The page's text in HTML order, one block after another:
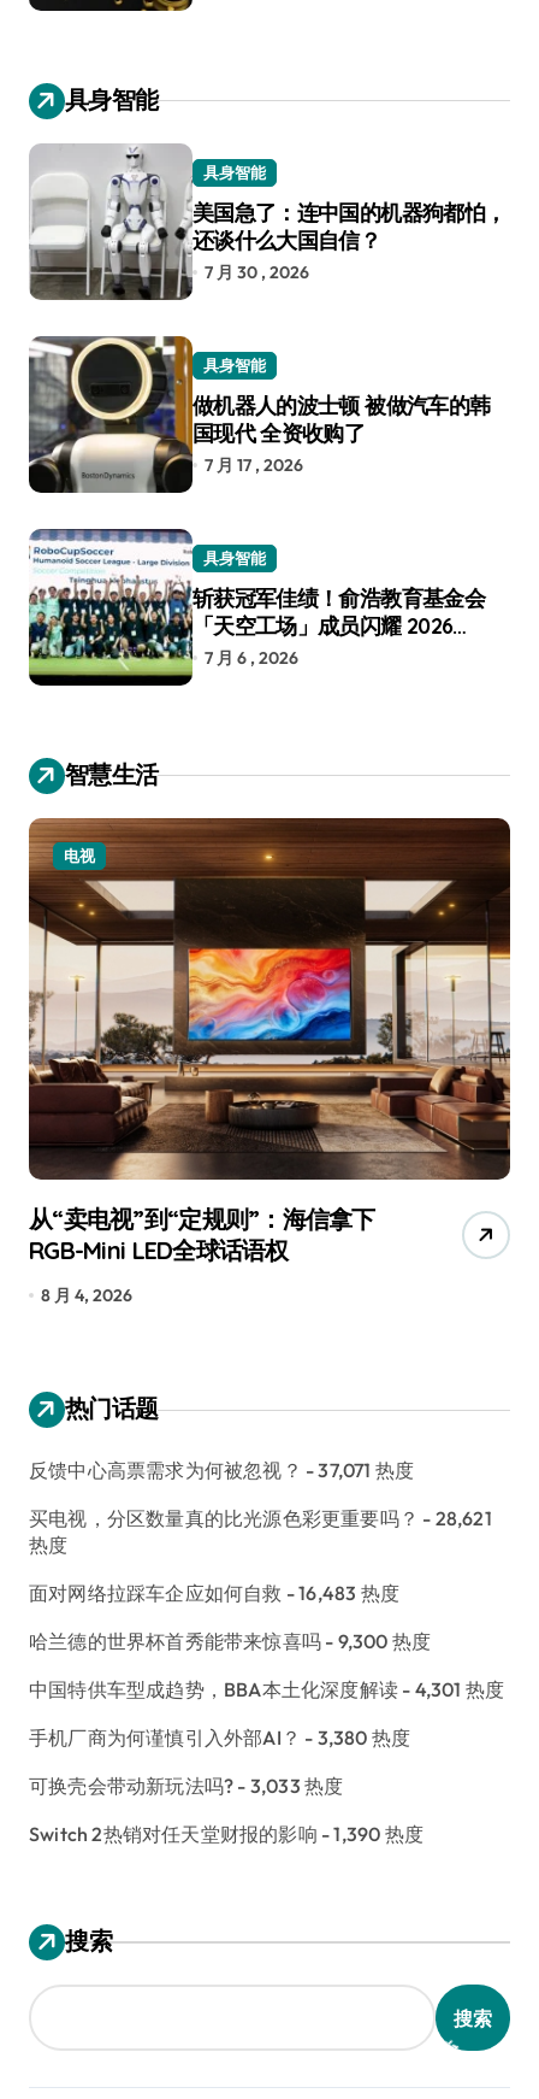
具身智能
具身智能
美国急了：连中国的机器狗都怕，
还谈什么大国自信？
7 月 30 , 2026
具身智能
做机器人的波士顿 被做汽车的韩
国现代 全资收购了
7 月 17 , 2026
具身智能
斩获冠军佳绩！俞浩教育基金会
「天空工场」成员闪耀 2026
RoboCup 机器人世界杯
7 月 6 , 2026
智慧生活
电视
从“卖电视”到“定规则”：海信拿下
RGB-Mini LED全球话语权
8 月 4, 2026
热门话题
反馈中心高票需求为何被忽视？ - 37,071 热度
买电视，分区数量真的比光源色彩更重要吗？ - 28,621
热度
面对网络拉踩车企应如何自救 - 16,483 热度
哈兰德的世界杯首秀能带来惊喜吗 - 9,300 热度
中国特供车型成趋势，BBA本土化深度解读 - 4,301 热度
手机厂商为何谨慎引入外部AI？ - 3,380 热度
可换壳会带动新玩法吗? - 3,033 热度
Switch 2热销对任天堂财报的影响 - 1,390 热度
搜索
搜索